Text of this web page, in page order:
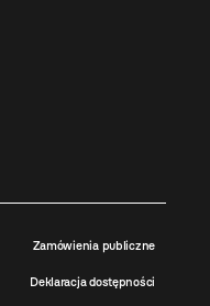
Zamówienia publiczne
Deklaracja dostępności